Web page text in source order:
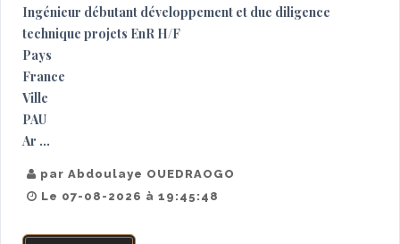
Ingénieur débutant développement et due diligence
technique projets EnR H/F
Pays
France
Ville
PAU
Ar ...
par Abdoulaye OUEDRAOGO
Le 07-08-2026 à 19:45:48